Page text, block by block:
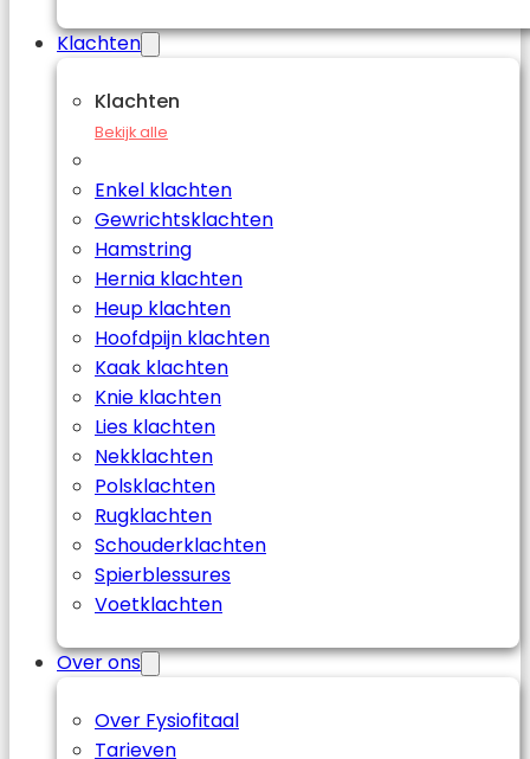
Klachten
Klachten
Bekijk alle
Enkel klachten
Gewrichtsklachten
Hamstring
Hernia klachten
Heup klachten
Hoofdpijn klachten
Kaak klachten
Knie klachten
Lies klachten
Nekklachten
Polsklachten
Rugklachten
Schouderklachten
Spierblessures
Voetklachten
Over ons
Over Fysiofitaal
Tarieven